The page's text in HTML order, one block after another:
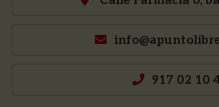
917 02 10